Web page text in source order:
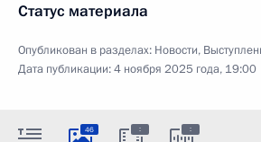
Статус материала
Опубликован в разделах: Новости,
Дата публикации:4 ноября 2025 года, 19:00
46 : :